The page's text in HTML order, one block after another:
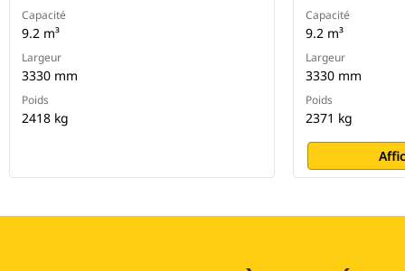
Capacité
9.2 m³
Largeur
3330 mm
Poids
2418 kg
Capacité
9.2 m³
Largeur
3330 mm
Poids
2371 kg